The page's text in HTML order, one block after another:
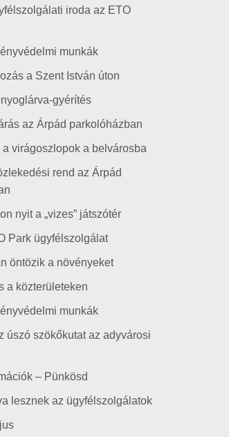
iroda az ETO
munkák
a Szent István úton
gyérítés
az Árpád parkolóházban
a virágoszlopok a belvárosba
rend az Árpád
nyit a „vizes” játszótér
Park ügyfélszolgálat
öntözik a növényeket
a közterületeken
munkák
úszó szökőkutat az adyvárosi
– Pünkösd
lesznek az ügyfélszolgálatok